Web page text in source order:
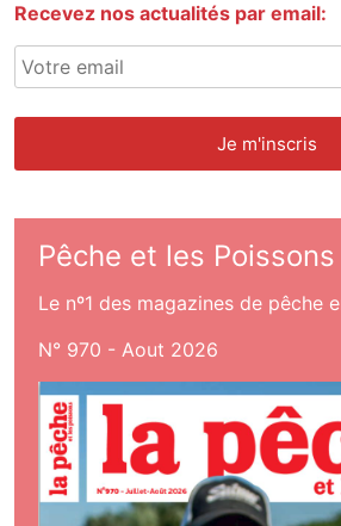
Recevez nos actualités par email:
Pêche et les Poissons
Le nº1 des magazines de pêche
N° 970 - Aout 2026